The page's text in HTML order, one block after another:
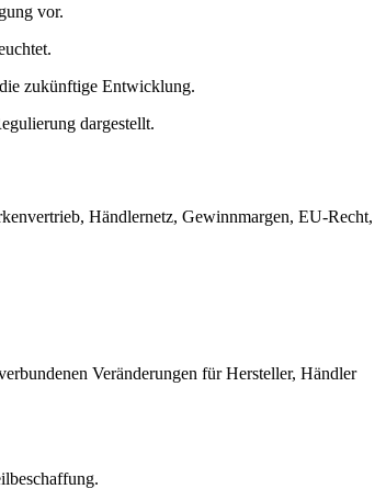
vor.
zukünftige Entwicklung.
dargestellt.
Händlernetz, Gewinnmargen, EU-Recht,
Veränderungen für Hersteller, Händler